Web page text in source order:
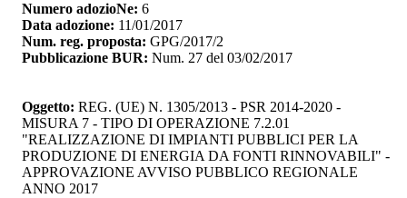
Numero adozioNe: 6
Data adozione: 11/01/2017
Num. reg. proposta: GPG/2017/2
Pubblicazione BUR: Num. 27 del 03/02/2017
Oggetto: REG. (UE) N. 1305/2013 - PSR 2014-2020 -
MISURA 7 - TIPO DI OPERAZIONE 7.2.01
"REALIZZAZIONE DI IMPIANTI PUBBLICI PER LA
PRODUZIONE DI ENERGIA DA FONTI RINNOVABILI" -
APPROVAZIONE AVVISO PUBBLICO REGIONALE
ANNO 2017